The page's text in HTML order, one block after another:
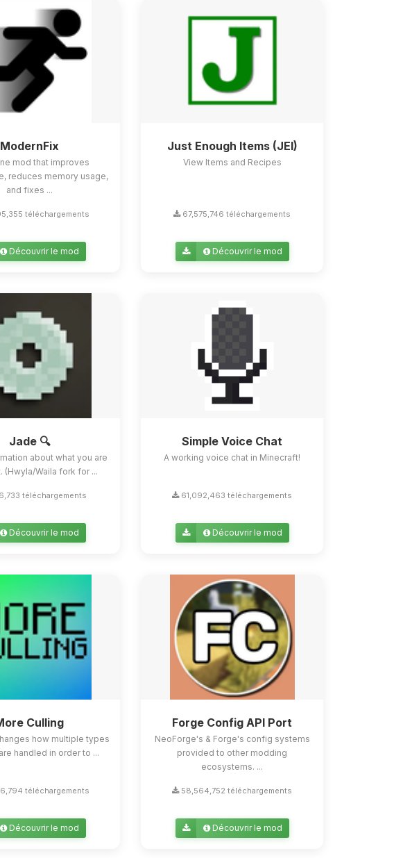
ModernFix
mod that improves
reduces memory usage,
and fixes ...
téléchargements
Découvrir le mod
Just Enough Items (JEI)
View Items and Recipes
67,575,746 téléchargements
Découvrir le mod
Jade 🔍
about what you are
(Hwyla/Waila fork for ...
téléchargements
Découvrir le mod
Simple Voice Chat
A working voice chat in Minecraft!
61,092,463 téléchargements
Découvrir le mod
Culling
how multiple types
handled in order to ...
téléchargements
Découvrir le mod
Forge Config API Port
NeoForge's & Forge's config systems
provided to other modding
ecosystems. ...
58,564,752 téléchargements
Découvrir le mod